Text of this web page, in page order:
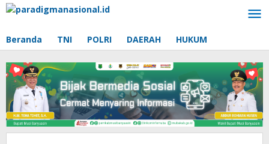
Lewati
Beranda TNI POLRI DAERAH HUKUM